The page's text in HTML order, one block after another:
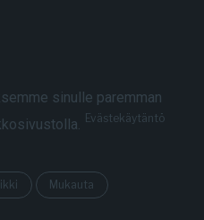
sinulle paremman
Evästekäytäntö
Mukauta